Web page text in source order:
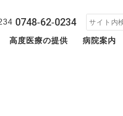
0748‐62‐0234
高度医療の提供 病院案内